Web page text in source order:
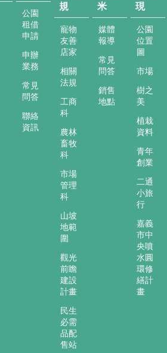
公園
租借
申請
申辦
業務
常見
問答
聯絡
資訊
規
寵物
友善
店家
相關
法規
工商
科
農林
畜牧
科
市場
管理
科
山坡
地範
圍
觀光
前瞻
建設
計畫
民生
必需
品配
售站
米
媒體
報導
常見
問答
銷售
地點
現
公園
位置
圖
市場
樹之
美
植栽
資料
青年
創業
二通
小旅
行
嘉義
市中
央噴
水圓
環修
繕計
畫